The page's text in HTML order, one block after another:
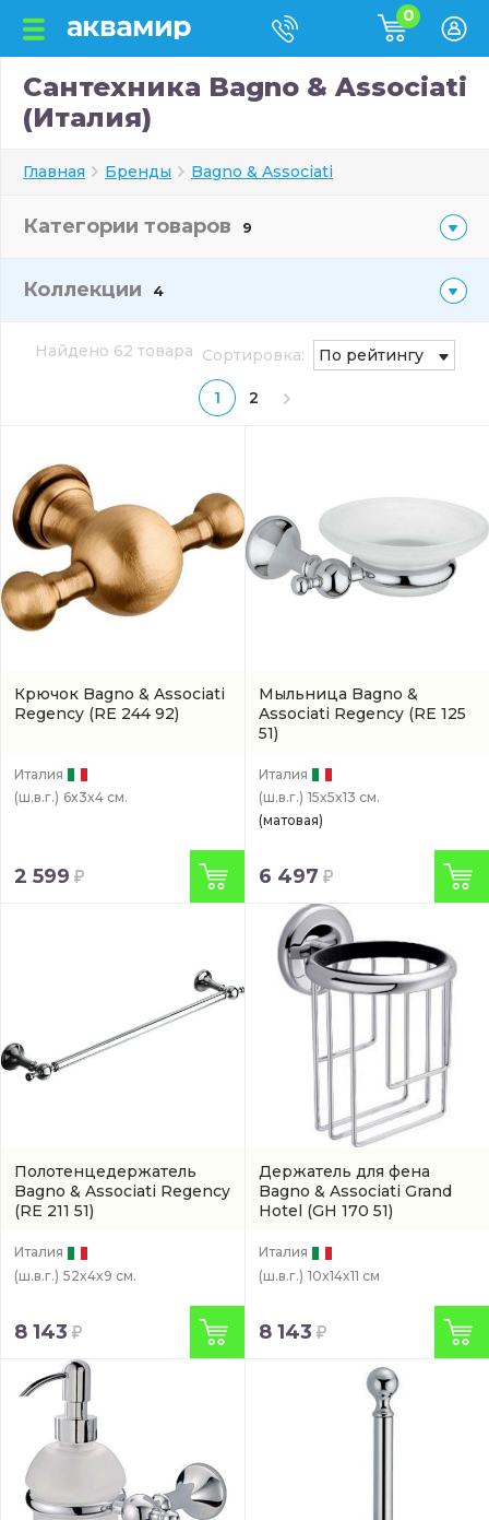
0
Сантехника Bagno & Associati
(Италия)
Главная Бренды Bagno & Associati
Категории товаров 9
Коллекции 4
Найдено 62 товара
1 2
Сортировка: По рейтингу
Крючок Bagno & Associati
Regency (RE 244 92)
Италия
(ш.в.г.) 6x3x4 см.
2 599
Мыльница Bagno &
Associati Regency (RE 125
51)
Италия
(ш.в.г.) 15x5x13 см.
(матовая)
6 497
Полотенцедержатель
Bagno & Associati Regency
(RE 211 51)
Италия
(ш.в.г.) 52x4x9 см.
8 143
Держатель для фена
Bagno & Associati Grand
Hotel (GH 170 51)
Италия
(ш.в.г.) 10x14x11 см
8 143